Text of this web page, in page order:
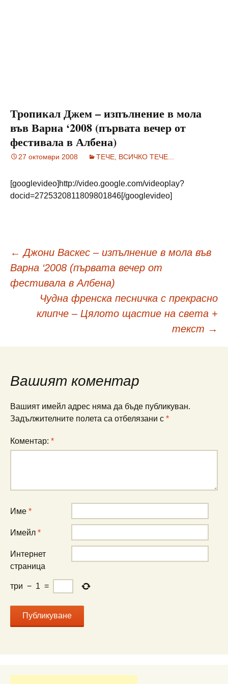
Тропикал Джем – изпълнение в мола
във Варна ‘2008 (първата вечер от
фестивала в Албена)
27 октомври 2008 ТЕЧЕ, ВСИЧКО ТЕЧЕ...
[googlevideo]http://video.google.com/videoplay?
docid=2725320811809801846[/googlevideo]
Навигация
публикациите
← Джони Васкес – изпълнение в мола във
Варна ‘2008 (първата вечер от
фестивала в Албена)
Чудна френска песничка с прекрасно
клипче – Цялото щастие на света +
текст →
Вашият коментар
Вашият имейл адрес няма да бъде публикуван.
Задължителните полета са отбелязани с *
Коментар: *
Име *
Имейл *
Интернет
страница
три − 1 =